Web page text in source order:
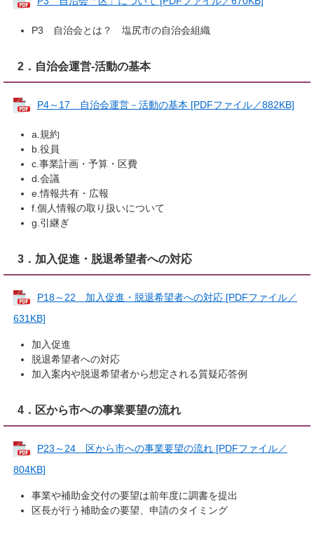
P3 自治会とは？ 塩尻市の自治会組織
2．自治会運営-活動の基本
P4～17 自治会運営－活動の基本 [PDFファイル／882KB]
a.規約
b.役員
c.事業計画・予算・区費
d.会議
e.情報共有・広報
f.個人情報の取り扱いについて
g.引継ぎ
3．加入促進・脱退希望者への対応
P18～22 加入促進・脱退希望者への対応 [PDFファイル／
631KB]
加入促進
脱退希望者への対応
加入案内や脱退希望者から想定される質疑応答例
4．区から市への事業要望の流れ
P23～24 区から市への事業要望の流れ [PDFファイル／
804KB]
事業や補助金交付の要望は前年度に調書を提出
区長が行う補助金の要望、申請のタイミング